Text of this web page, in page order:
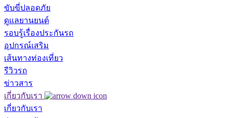
ขับขี่ปลอดภัย
ดูแลยานยนต์
รอบรู้เรื่องประกันรถ
อุปกรณ์เสริม
เส้นทางท่องเที่ยว
รีวิวรถ
ข่าวสาร
เกี่ยวกับเรา
เกี่ยวกับเรา